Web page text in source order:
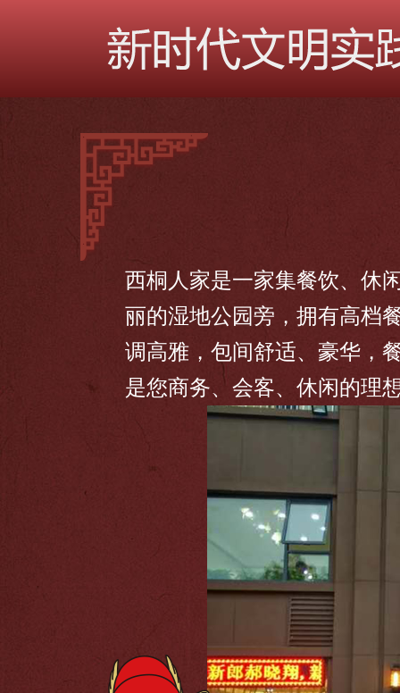
西桐人家是一家集餐饮、休
丽的湿地公园旁，拥有高档
调高雅，包间舒适、豪华，
是您商务、会客、休闲的理